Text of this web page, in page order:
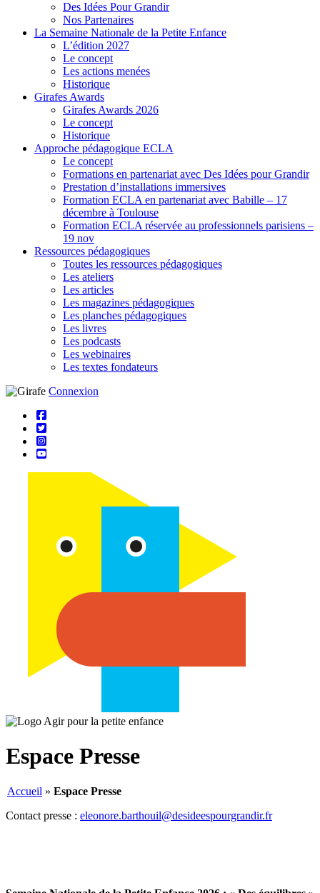
Des Idées Pour Grandir
Nos Partenaires
La Semaine Nationale de la Petite Enfance
L’édition 2027
Le concept
Les actions menées
Historique
Girafes Awards
Girafes Awards 2026
Le concept
Historique
Approche pédagogique ECLA
Le concept
Formations en partenariat avec Des Idées pour Grandir
Prestation d’installations immersives
Formation ECLA en partenariat avec Babille – 17
décembre à Toulouse
Formation ECLA réservée au professionnels parisiens –
19 nov
Ressources pédagogiques
Toutes les ressources pédagogiques
Les ateliers
Les articles
Les magazines pédagogiques
Les planches pédagogiques
Les livres
Les podcasts
Les webinaires
Les textes fondateurs
Connexion
Espace Presse
Accueil » Espace Presse
Contact presse : eleonore.barthouil@desideespourgrandir.fr